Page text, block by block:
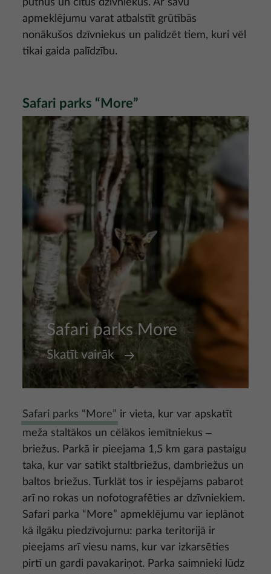
putnus un citus dzīvniekus. Ar savu
apmeklējumu varat atbalstīt grūtībās
nonākušos dzīvniekus un palīdzēt tiem, kuri vēl
tikai gaida palīdzību.
Safari parks “More”
Safari parks More
Attēls
Skatīt vairāk
Safari parks “More” ir vieta, kur var apskatīt
meža staltākos un cēlākos iemītniekus ‒
briežus. Parkā ir pieejama 1,5 km gara pastaigu
taka, kur var satikt staltbriežus, dambriežus un
baltos briežus. Turklāt tos ir iespējams pabarot
arī no rokas un nofotografēties ar dzīvniekiem.
Safari parka “More” apmeklējumu var ieplānot
kā ilgāku piedzīvojumu: parka teritorijā ir
pieejams arī viesu nams, kur var izkarsēties
pirtī un gardi pavakariņot. Parka saimnieki lūdz